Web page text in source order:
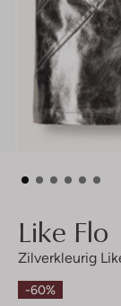
Like Flo
Zilverkleurig
-60%